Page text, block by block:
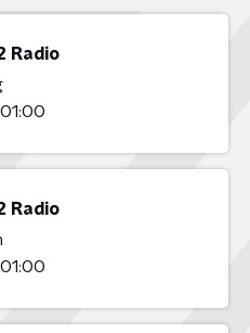
Radio
Radio